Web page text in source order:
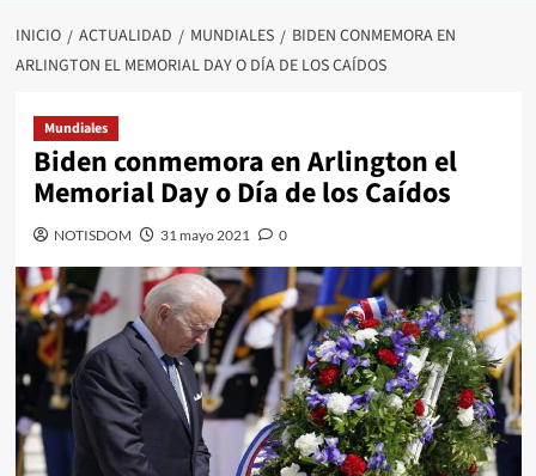
INICIO ACTUALIDAD MUNDIALES
BIDEN CONMEMORA EN
ARLINGTON EL MEMORIAL DAY O DÍA DE LOS CAÍDOS
Mundiales
Biden conmemora en Arlington el
Memorial Day o Día de los Caídos
NOTISDOM 31 mayo 2021 0